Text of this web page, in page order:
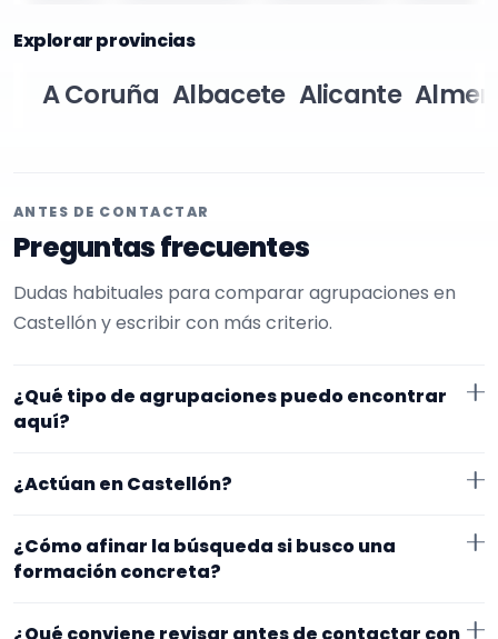
Explorar provincias
A Coruña Albacete Alicante
ANTES DE CONTACTAR
Preguntas frecuentes
Dudas habituales para comparar agrupaciones en
Castellón y escribir con más criterio.
¿Qué tipo de agrupaciones puedo encontrar
aquí?
comuniones. Conviene comparar repertorio, tamaño
¿Actúan en Castellón?
trabajan en Castellón. Algunos son de la zona y otros
exacto, horarios y posibles gastos.
¿Cómo afinar la búsqueda si busco una
formación concreta?
Empieza por el tipo de evento y la zona. Si ya sabes el
¿Qué conviene revisar antes de contactar con